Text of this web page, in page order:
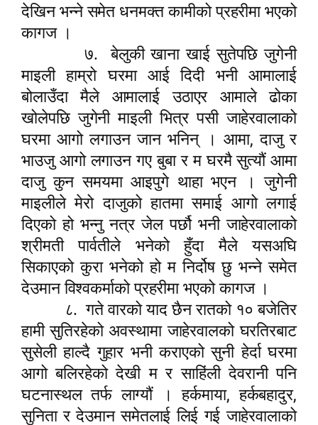
देखिन भन्ने समेत धनमक्त कामीको प्रहरीमा भएको
कागज ।
७.
बेलुकी खाना खाई सुतेपछि जुगेनी
माइली हाम्रो घरमा आई दिदी भनी आमालाई
बोलाउँदा मैले आमालाई उठाएर आमाले ढोका
खोलेपछि जुगेनी माइली भित्र पसी जाहेरवालाको
घरमा आगो लगाउन जान भनिन् । आमा,दाजु र
भाउजु आगो लगाउन गए बुबा र म घरमै सुत्यौं आमा
दाजु कुन समयमा आइपुगे थाहा भएन । जुगेनी
माइलीले मेरो दाजुको हातमा समाई आगो लगाई
दिएको हो भन्नु नत्र जेल पर्छौ भनी जाहेरवालाको
श्रीमती पार्वतीले भनेको हुँदा मैले यसअघि
सिकाएको कुरा भनेको हो म निर्दोष छु भन्ने समेत
देउमान विश्वकर्माको प्रहरीमा भएको कागज ।
८. गते वारको याद छैन रातको १० बजेतिर
हामी सुतिरहेको अवस्थामा जाहेरवालको घरतिरबाट
सुसेली हाल्दै गुहार भनी कराएको सुनी हेर्दा घरमा
आगो बलिरहेको देखी म र साहिंली देवरानी पनि
घटनास्थल तर्फ लाग्यौं । हर्कमाया,हर्कबहादुर,
सुनिता र देउमान समेतलाई लिई गई जाहेरवालाको